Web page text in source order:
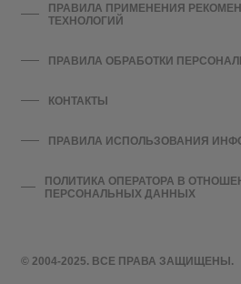
© 2004-2025. ВСЕ ПРАВА ЗАЩИЩЕНЫ.
ПРАВИЛА ПРИМЕНЕНИЯ
ТЕХНОЛОГИЙ
ПРАВИЛА ОБРАБОТКИ
КОНТАКТЫ
ПРАВИЛА ИСПОЛЬЗОВАНИЯ
ПОЛИТИКА ОПЕРАТОРА В
ПЕРСОНАЛЬНЫХ ДАННЫХ